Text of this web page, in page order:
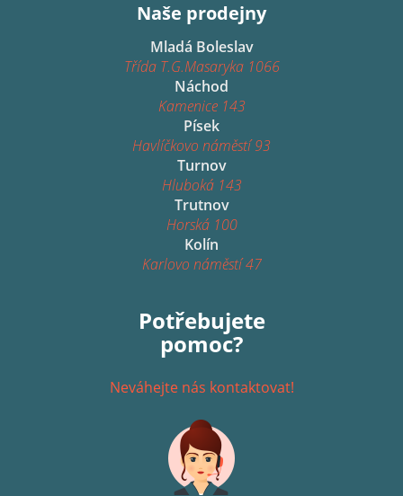
Naše prodejny
Mladá Boleslav
Třída T.G.Masaryka 1066
Náchod
Kamenice 143
Písek
Havlíčkovo náměstí 93
Turnov
Hluboká 143
Trutnov
Horská 100
Kolín
Karlovo náměstí 47
Potřebujete
pomoc?
Neváhejte nás kontaktovat!